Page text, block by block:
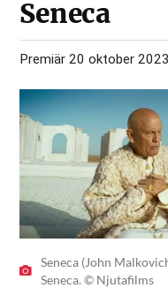
Seneca
Premiär 20 oktober 2023
Seneca (John
Seneca. © Njutafilms